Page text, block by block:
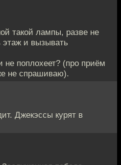
такой лампы, разве не
этаж и вызывать
не поплохеет? (про приём
не спрашиваю).
Джекэссы курят в